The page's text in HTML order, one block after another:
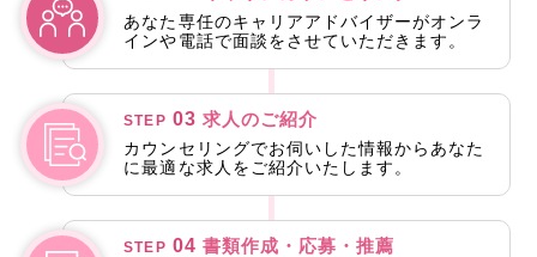
あなた専任のキャリアアドバイザーがオンラ
インや電話で面談をさせていただきます。
STEP 03 求人のご紹介
カウンセリングでお伺いした情報からあなた
に最適な求人をご紹介いたします。
STEP 04 書類作成・応募・推薦